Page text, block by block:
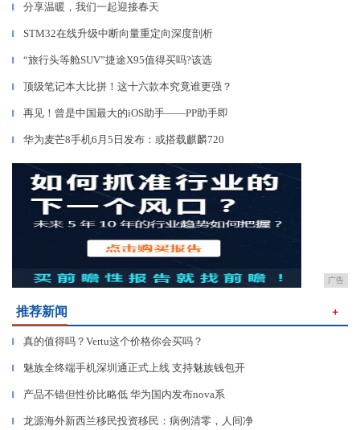
▎ 分享温暖，我们一起迎接春天
▎ STM32在线升级中断向量重定向深度剖析
▎ “旅行头等舱SUV”捷途X95值得买吗?该选
▎ 顶级笔记本大比拼！这十六款本究竟谁更强？
▎ 再见！曾是中国最大的iOS助手——PP助手即
▎ 华为麦芒8手机6月5日发布：或搭载麒麟720
广告
推荐新闻 ＋
▎ 真的值得吗？Vertu这个价格你会买吗？
▎ 魅族全终端手机深圳通正式上线 支持魅族钱包开
▎ 产品不错但性价比略低 华为国内发布nova系
▎ 龙源海外新西兰移民投资移民：病例清零，人间净